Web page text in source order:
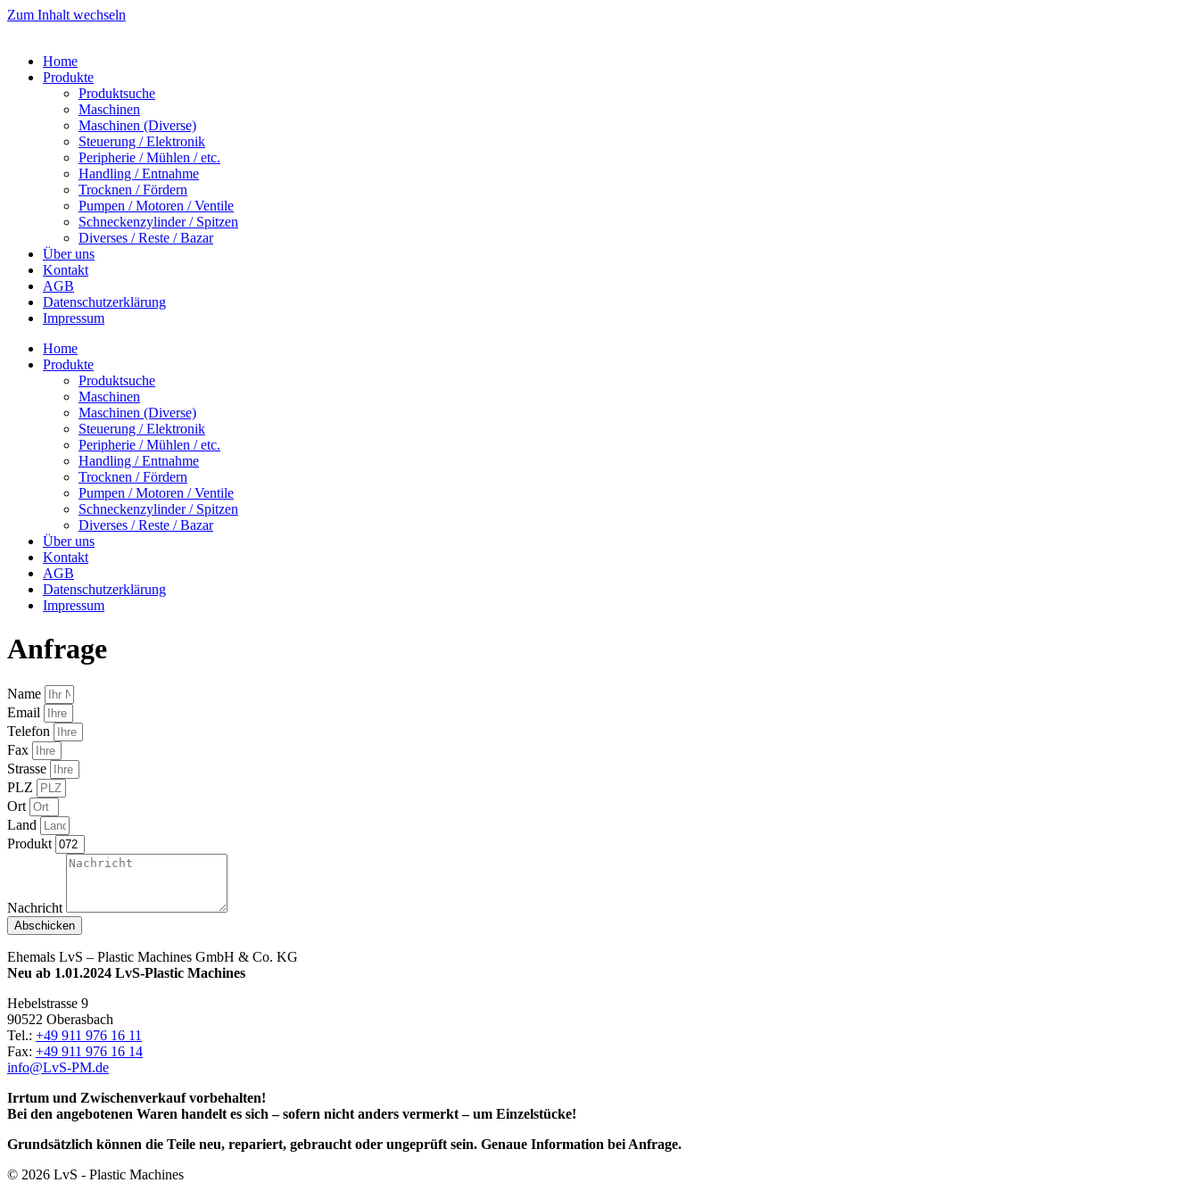
Zum Inhalt wechseln
Home
Produkte
Produktsuche
Maschinen
Maschinen (Diverse)
Steuerung / Elektronik
Peripherie / Mühlen / etc.
Handling / Entnahme
Trocknen / Fördern
Pumpen / Motoren / Ventile
Schneckenzylinder / Spitzen
Diverses / Reste / Bazar
Über uns
Kontakt
AGB
Datenschutzerklärung
Impressum
Home
Produkte
Produktsuche
Maschinen
Maschinen (Diverse)
Steuerung / Elektronik
Peripherie / Mühlen / etc.
Handling / Entnahme
Trocknen / Fördern
Pumpen / Motoren / Ventile
Schneckenzylinder / Spitzen
Diverses / Reste / Bazar
Über uns
Kontakt
AGB
Datenschutzerklärung
Impressum
Anfrage
Name
Email
Telefon
Fax
Strasse
PLZ
Ort
Land
Produkt
Nachricht
Abschicken
Ehemals LvS – Plastic Machines GmbH & Co. KG
Neu ab 1.01.2024 LvS-Plastic Machines
Hebelstrasse 9
90522 Oberasbach
Tel.: +49 911 976 16 11
Fax: +49 911 976 16 14
info@LvS-PM.de
Irrtum und Zwischenverkauf vorbehalten!
Bei den angebotenen Waren handelt es sich – sofern nicht anders vermerkt – um Einzelstücke!
Grundsätzlich können die Teile neu, repariert, gebraucht oder ungeprüft sein. Genaue Information bei Anfrage.
© 2026 LvS - Plastic Machines